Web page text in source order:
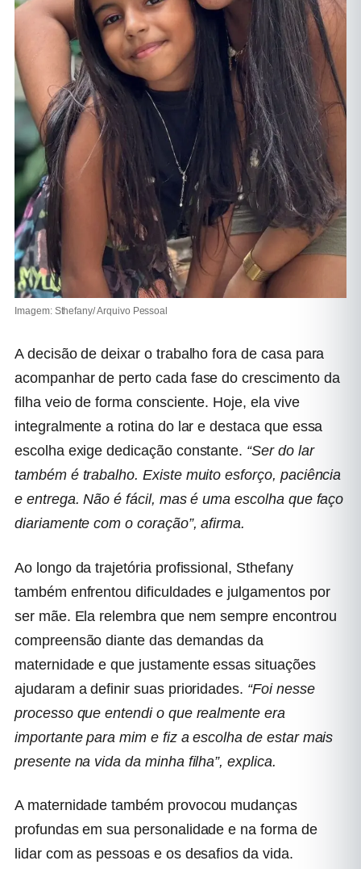
Imagem: Sthefany/ Arquivo Pessoal
A decisão de deixar o trabalho fora de casa para
acompanhar de perto cada fase do crescimento da
filha veio de forma consciente. Hoje, ela vive
integralmente a rotina do lar e destaca que essa
escolha exige dedicação constante. “Ser do lar
também é trabalho. Existe muito esforço, paciência
e entrega. Não é fácil, mas é uma escolha que faço
diariamente com o coração”, afirma.
Ao longo da trajetória profissional, Sthefany
também enfrentou dificuldades e julgamentos por
ser mãe. Ela relembra que nem sempre encontrou
compreensão diante das demandas da
maternidade e que justamente essas situações
ajudaram a definir suas prioridades. “Foi nesse
processo que entendi o que realmente era
importante para mim e fiz a escolha de estar mais
presente na vida da minha filha”, explica.
A maternidade também provocou mudanças
profundas em sua personalidade e na forma de
lidar com as pessoas e os desafios da vida.